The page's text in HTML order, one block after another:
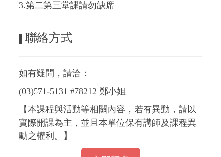
3.第二第三堂課請勿缺席
聯絡方式
如有疑問，請洽：
(03)571-5131 #78212 鄭小姐
【本課程與活動等相關內容，若有異動，請以
實際開課為主，並且本單位保有講師及課程異
動之權利。】